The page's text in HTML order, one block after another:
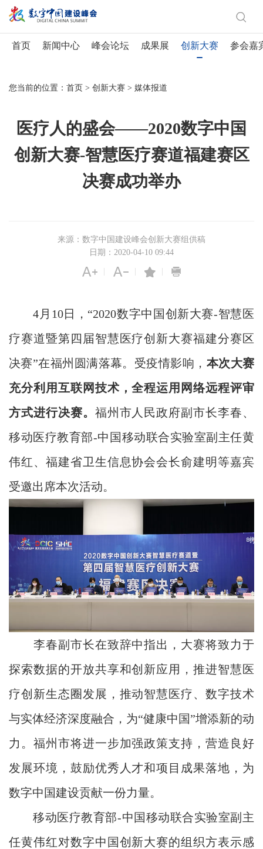
首页 新闻中心 峰会论坛 成果展 创新大赛 参会嘉
您当前的位置： 首页 > 创新大赛 > 媒体报道
医疗人的盛会——2020数字中国
创新大赛-智慧医疗赛道福建赛区
决赛成功举办
来源：数字中国建设峰会创新大赛组供稿
日期：2020-04-10 09:44
4月10日，“2020数字中国创新大赛-智慧医
疗赛道暨第四届智慧医疗创新大赛福建分赛区
决赛”在福州圆满落幕。受疫情影响， 本次大赛
充分利用互联网技术，全程运用网络远程评审
方式进行决赛。 福州市人民政府副市长李春、
移动医疗教育部-中国移动联合实验室副主任黄
伟红、福建省卫生信息协会会长俞建明等嘉宾
受邀出席本次活动。
李春副市长在致辞中指出，大赛将致力于
探索数据的开放共享和创新应用，推进智慧医
疗创新生态圈发展，推动智慧医疗、数字技术
与实体经济深度融合，为“健康中国”增添新的动
力。福州市将进一步加强政策支持，营造良好
发展环境，鼓励优秀人才和项目成果落地，为
数字中国建设贡献一份力量。
移动医疗教育部-中国移动联合实验室副主
任黄伟红对数字中国创新大赛的组织方表示感